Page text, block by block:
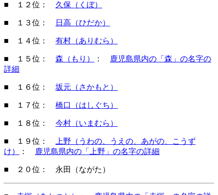
■ １２位： 久保（くぼ）
■ １３位： 日高（ひだか）
■ １４位： 有村（ありむら）
■ １５位： 森（もり） ：
鹿児島県内の「森」の名字の
詳細
■ １６位： 坂元（さかもと）
■ １７位： 橋口（はしぐち）
■ １８位： 今村（いまむら）
■ １９位：
上野（うわの、うえの、あがの、こうず
け）
： 鹿児島県内の「上野」の名字の詳細
■ ２０位： 永田（ながた）